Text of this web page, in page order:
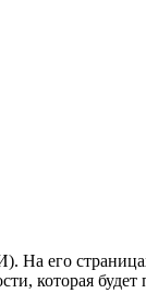
его
которая